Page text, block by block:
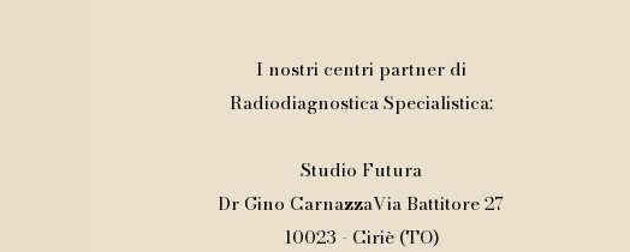
I nostri centri partner di
Radiodiagnostica Specialistica:
Studio Futura
Dr Gino CarnazzaVia Battitore 27
10023 - Ciriè (TO)